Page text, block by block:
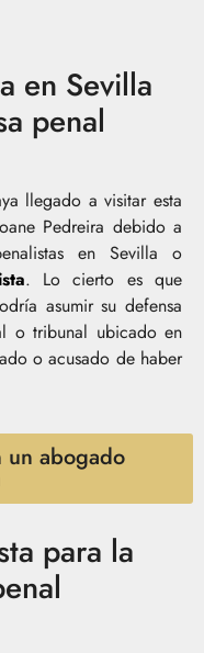
en Sevilla
penal
llegado a visitar esta
Pedreira debido a
en Sevilla o
. Lo cierto es que
asumir su defensa
o tribunal ubicado en
o acusado de haber
un abogado
para la